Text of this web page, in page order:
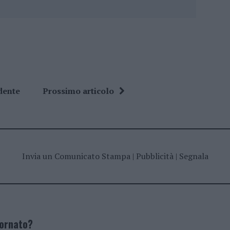
Prossimo articolo
Invia un Comunicato Stampa| Pubblicità| Segnala